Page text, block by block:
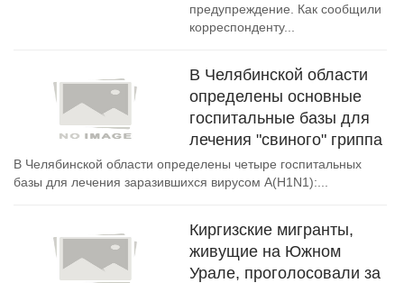
предупреждение. Как сообщили
корреспонденту...
В Челябинской области
определены основные
госпитальные базы для
лечения "свиного" гриппа
В Челябинской области определены четыре госпитальных
базы для лечения заразившихся вирусом А(H1N1):...
Киргизские мигранты,
живущие на Южном
Урале, проголосовали за